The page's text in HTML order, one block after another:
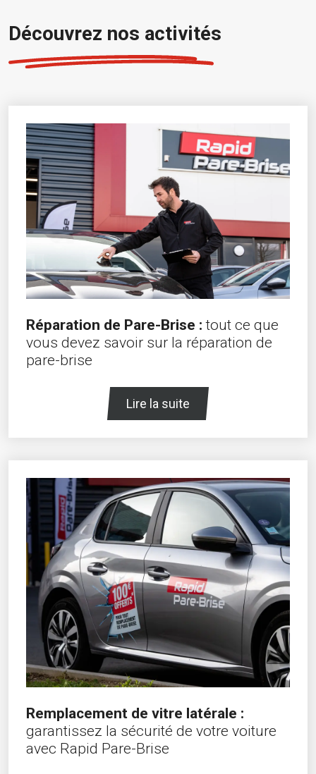
Découvrez nos activités
Réparation de Pare-Brise : tout ce que
vous devez savoir sur la réparation de
pare-brise
Lire la suite
Remplacement de vitre latérale :
garantissez la sécurité de votre voiture
avec Rapid Pare-Brise